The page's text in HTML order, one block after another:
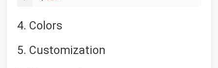
4. Colors
5. Customization